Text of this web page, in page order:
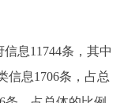
息11744条，其中
信息1706条，占总